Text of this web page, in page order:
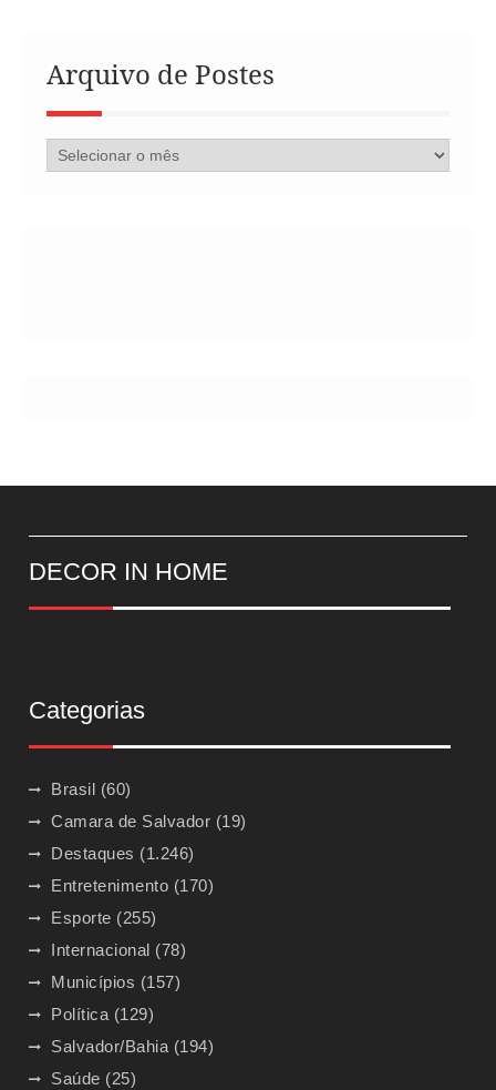
Arquivo de Postes
Arquivo
de
DECOR IN HOME
Categorias
Brasil (60)
Camara de Salvador (19)
Destaques (1.246)
Entretenimento (170)
Esporte (255)
Internacional (78)
Municípios (157)
Política (129)
Salvador/Bahia (194)
Saúde (25)